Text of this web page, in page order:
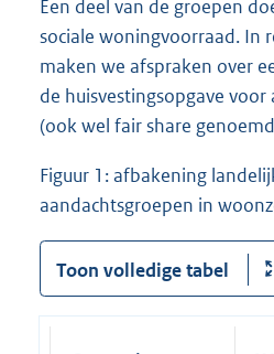
Een deel van de groepen
sociale woningvoorraad. In
maken we afspraken over
de huisvestingsopgave
(ook wel fair share
Figuur 1: afbakening
aandachtsgroepen in
Toon volledige tabel